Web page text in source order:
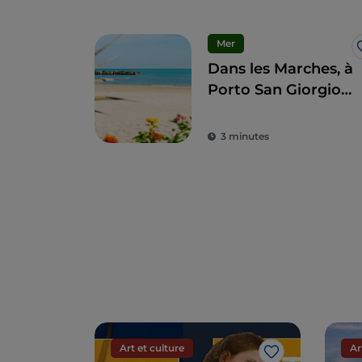
Mer
Dans les Marches, à
Porto San Giorgio
immersion dans les
3 minutes
Art et culture